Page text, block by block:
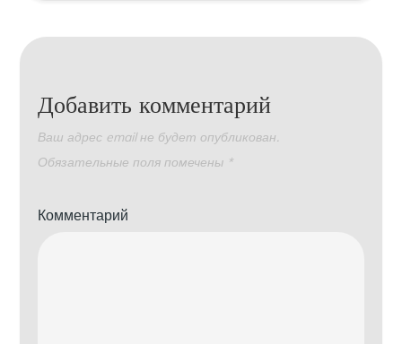
Добавить комментарий
Ваш адрес email не будет опубликован.
Обязательные поля помечены *
Комментарий